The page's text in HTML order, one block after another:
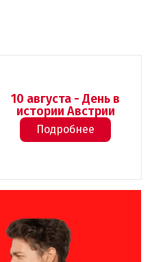
10 августа - День в
истории Австрии
Подробнее